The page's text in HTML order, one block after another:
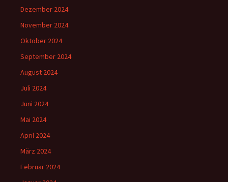
Dezember 2024
November 2024
Oktober 2024
September 2024
August 2024
Juli 2024
Juni 2024
Mai 2024
April 2024
März 2024
Februar 2024